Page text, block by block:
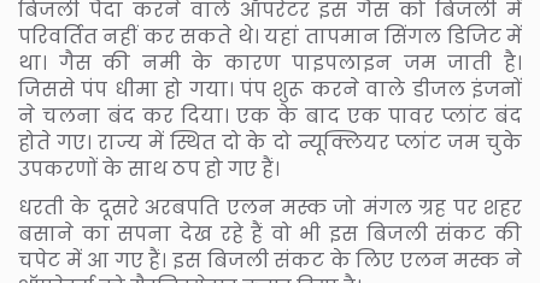
बिजली पैदा करने वाले ऑपरेटर इस गैस को बिजली में
परिवर्तित नहीं कर सकते थे। यहां तापमान सिंगल डिजिट में
था। गैस की नमी के कारण पाइपलाइन जम जाती है।
जिससे पंप धीमा हो गया। पंप शुरू करने वाले डीजल इंजनों
ने चलना बंद कर दिया। एक के बाद एक पावर प्लांट बंद
होते गए। राज्य में स्थित दो के दो न्यूक्लियर प्लांट जम चुके
उपकरणों के साथ ठप हो गए हैं।
धरती के दूसरे अरबपति एलन मस्क जो मंगल ग्रह पर शहर
बसाने का सपना देख रहे हैं वो भी इस बिजली संकट की
चपेट में आ गए हैं। इस बिजली संकट के लिए एलन मस्क ने